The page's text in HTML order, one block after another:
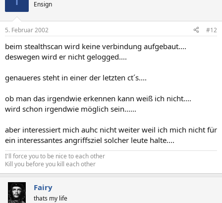
Ensign
5. Februar 2002 #12
beim stealthscan wird keine verbindung aufgebaut....
deswegen wird er nicht gelogged....
genaueres steht in einer der letzten ct´s....
ob man das irgendwie erkennen kann weiß ich nicht....
wird schon irgendwie möglich sein......
aber interessiert mich auhc nicht weiter weil ich mich nicht für
ein interessantes angriffsziel solcher leute halte....
I'll force you to be nice to each other
Kill you before you kill each other
Fairy
thats my life